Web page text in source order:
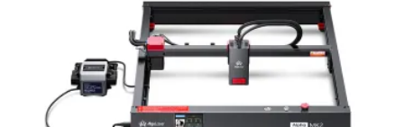
de
productpagina